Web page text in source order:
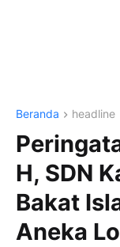
Beranda headline
H, SDN
Bakat
Aneka